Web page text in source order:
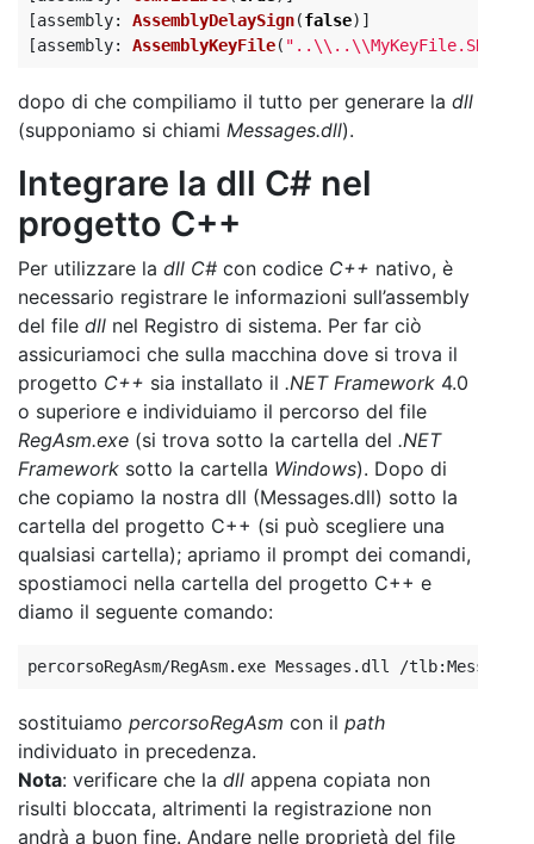
[assembly: AssemblyDelaySign(false)]
[assembly: AssemblyKeyFile( "..\\..\\MyKeyFile.SNK"
dopo di che compiliamo il tutto per generare la dll
(supponiamo si chiami Messages.dll).
Integrare la dll C# nel
progetto C++
Per utilizzare la dll C# con codice C++ nativo, è
necessario registrare le informazioni sull’assembly
del file dll nel Registro di sistema. Per far ciò
assicuriamoci che sulla macchina dove si trova il
progetto C++ sia installato il .NET Framework 4.0
o superiore e individuiamo il percorso del file
RegAsm.exe (si trova sotto la cartella del .NET
Framework sotto la cartella Windows). Dopo di
che copiamo la nostra dll (Messages.dll) sotto la
cartella del progetto C++ (si può scegliere una
qualsiasi cartella); apriamo il prompt dei comandi,
spostiamoci nella cartella del progetto C++ e
diamo il seguente comando:
sostituiamo percorsoRegAsm con il path
individuato in precedenza.
Nota: verificare che la dll appena copiata non
risulti bloccata, altrimenti la registrazione non
andrà a buon fine. Andare nelle proprietà del file